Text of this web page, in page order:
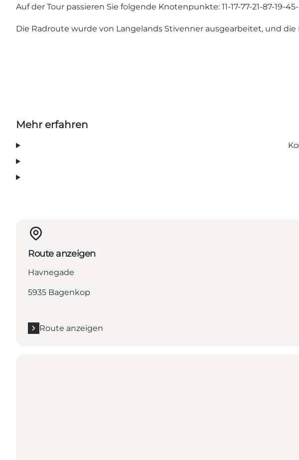
Auf der Tour passieren Sie folgende Knotenpunkte: 11-17-77-21-87-19-45-
Die Radroute wurde von Langelands Stivenner ausgearbeitet, und
Mehr erfahren
Route anzeigen
Havnegade
5935 Bagenkop
Route anzeigen